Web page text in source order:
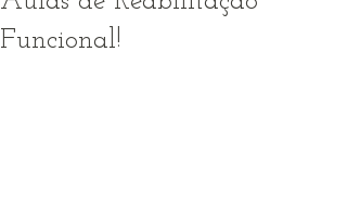
Funcional!